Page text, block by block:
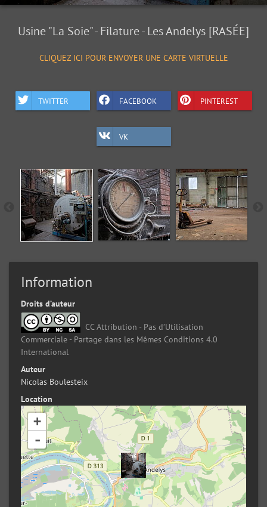
Usine "La Soie" - Filature - Les Andelys [RASÉE]
CLIQUEZ ICI POUR ENVOYER UNE CARTE VIRTUELLE
TWITTER FACEBOOK PINTEREST
VK
Information
Droits d’auteur
CC Attribution - Pas d’Utilisation
Commerciale - Partage dans les Mêmes Conditions 4.0
International
Auteur
Nicolas Boulesteix
Location
+
-